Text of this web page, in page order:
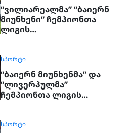
“ვილიარეალმა” “ბაიერნ
მიუნხენი” ჩემპიონთა
ლიგის
ᲡᲞᲝᲠᲢᲘ
“ბაიერნ მიუნხენმა” და
“ლივერპულმა”
ჩემპიონთა ლიგის
ᲡᲞᲝᲠᲢᲘ